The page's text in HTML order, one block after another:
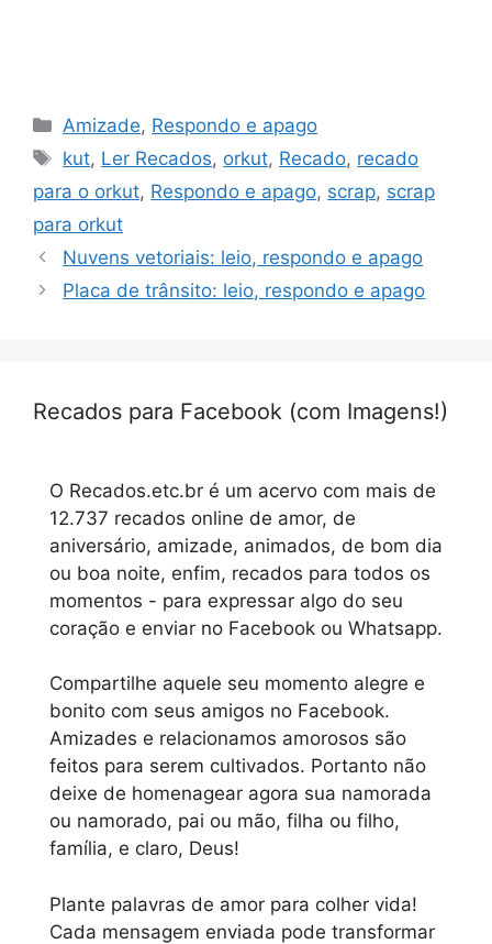
Categorias
Amizade, Respondo e apago
Tags
kut, Ler Recados, orkut, Recado, recado
para o orkut, Respondo e apago, scrap, scrap
para orkut
Nuvens vetoriais: leio, respondo e apago
Placa de trânsito: leio, respondo e apago
Recados para Facebook (com Imagens!)
O Recados.etc.br é um acervo com mais de
12.737 recados online de amor, de
aniversário, amizade, animados, de bom dia
ou boa noite, enfim, recados para todos os
momentos - para expressar algo do seu
coração e enviar no Facebook ou Whatsapp.
Compartilhe aquele seu momento alegre e
bonito com seus amigos no Facebook.
Amizades e relacionamos amorosos são
feitos para serem cultivados. Portanto não
deixe de homenagear agora sua namorada
ou namorado, pai ou mão, filha ou filho,
família, e claro, Deus!
Plante palavras de amor para colher vida!
Cada mensagem enviada pode transformar